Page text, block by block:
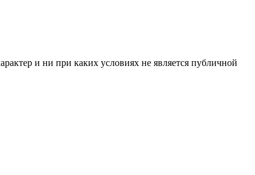
и ни при каких условиях не является публичной